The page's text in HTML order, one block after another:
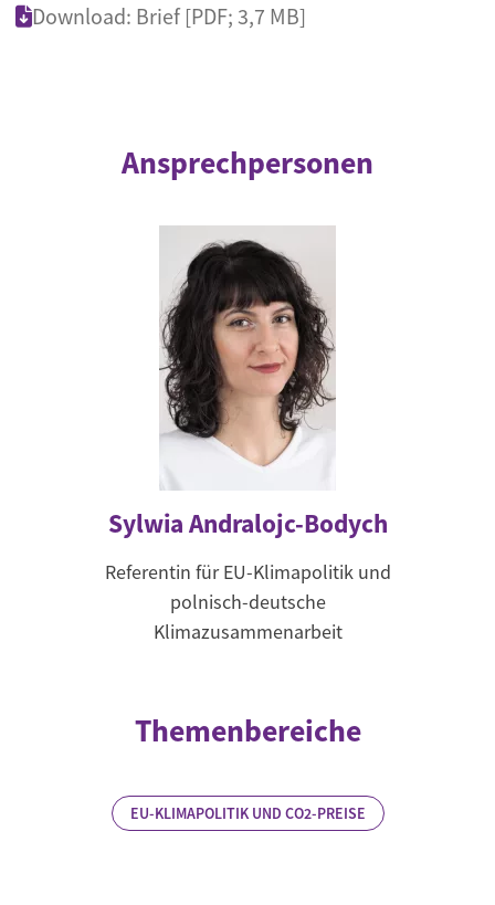
Download: Brief [PDF; 3,7 MB]
Ansprechpersonen
Sylwia Andralojc-Bodych
Referentin für EU-Klimapolitik und
polnisch-deutsche
Klimazusammenarbeit
Themenbereiche
EU-KLIMAPOLITIK UND CO2-PREISE